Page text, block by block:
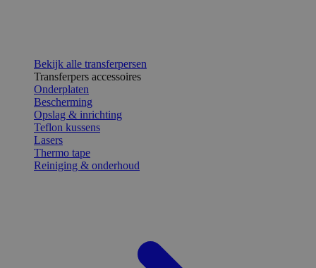
Bekijk alle transferpersen
Transferpers accessoires
Onderplaten
Bescherming
Opslag & inrichting
Teflon kussens
Lasers
Thermo tape
Reiniging & onderhoud